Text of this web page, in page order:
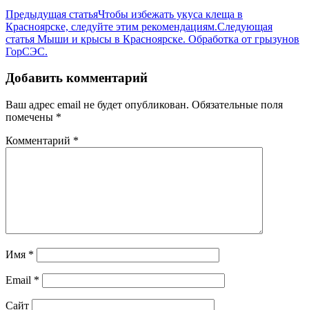
Предыдущая статьяЧтобы избежать укуса клеща в
Красноярске, следуйте этим рекомендациям.Следующая
статья Мыши и крысы в Красноярске. Обработка от грызунов
ГорСЭС.
Добавить комментарий
Ваш адрес email не будет опубликован. Обязательные поля
помечены *
Комментарий *
Имя *
Email *
Сайт